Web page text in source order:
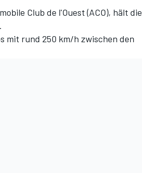
Club de l'Ouest (ACO), hält die
mit rund 250 km/h zwischen den